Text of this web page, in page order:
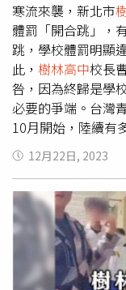
新北再創佳績。新
單位雲林縣政府公
縣市跆拳道教練，
案例。洪玉玲說，
位選手的指導教練
提供每位選手每日
費依實支付。
此次全運會帶隊教
選手的雄麒道館教
怡卉教練帶隊，8
受她指導。「絕對
悉，他們在場上該
的默契在賽場上猶
此默契早已超乎言
會，教練們一眼就
讓選手得以調整呼
到，教練們除了了
就曾在比賽時略居
逆風翻盤、擊敗對
伴，教練們已打算
話，能給的指導相
參加全運會的陳彥
寒流來襲，新北市
體罰「開合跳」，
跳，學校體罰明顯
此， 樹林高中校長
咎，因為終歸是學
必要的爭端。台灣
10月開始，陸續有
格取締學生禦寒衣
跳或寫生輔表。依
教措施、口頭糾正
請處理、書面自省
可以要求學生服儀
校服儀規定，天冷
但是裡面仍須穿著
頭告誡，若是情節
12月22日, 2023